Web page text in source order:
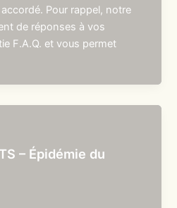
Pour rappel, notre
de réponses à vos
F.A.Q. et vous permet
– Épidémie du